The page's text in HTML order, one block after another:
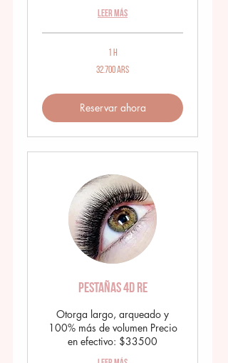
Leer más
1 h
32.700 ARS
Reservar ahora
Pestañas 4D RE
Otorga largo, arqueado y
100% más de volumen Precio
en efectivo: $33500